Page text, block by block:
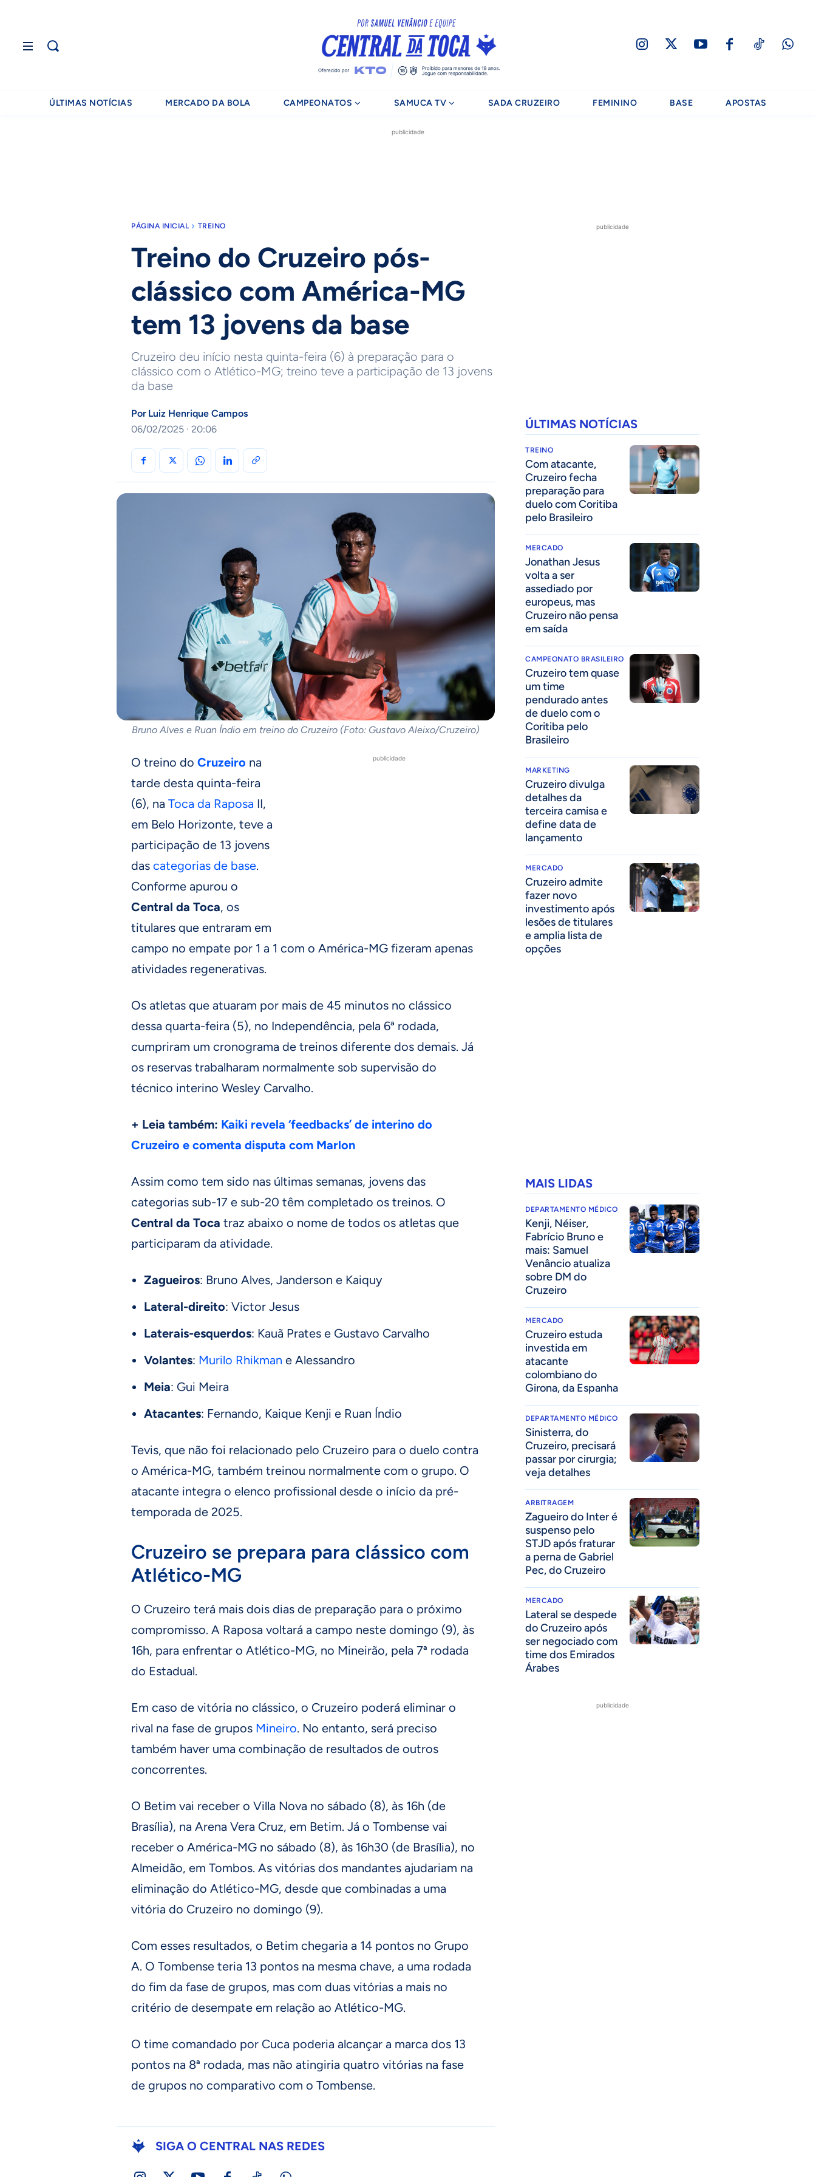
ÚLTIMAS NOTÍCIAS MERCADO DA BOLA CAMPEONATOS SAMUCA TV SADA CRUZEIRO FEMININO BASE APOSTAS
publicidade
PÁGINA INICIAL TREINO
Treino do Cruzeiro pós-
clássico com América-MG
tem 13 jovens da base
Cruzeiro deu início nesta quinta-feira (6) à preparação para o
clássico com o Atlético-MG; treino teve a participação de 13 jovens
da base
Por Luiz Henrique Campos
06/02/2025 · 20:06
Bruno Alves e Ruan Índio em treino do Cruzeiro (Foto: Gustavo Aleixo/Cruzeiro)
publicidade
O treino do Cruzeiro na
tarde desta quinta-feira
(6), na Toca da Raposa II,
em Belo Horizonte, teve a
participação de 13 jovens
das categorias de base.
Conforme apurou o
Central da Toca, os
titulares que entraram em
campo no empate por 1 a 1 com o América-MG fizeram apenas
atividades regenerativas.
Os atletas que atuaram por mais de 45 minutos no clássico
dessa quarta-feira (5), no Independência, pela 6ª rodada,
cumpriram um cronograma de treinos diferente dos demais. Já
os reservas trabalharam normalmente sob supervisão do
técnico interino Wesley Carvalho.
+ Leia também: Kaiki revela ‘feedbacks’ de interino do
Cruzeiro e comenta disputa com Marlon
Assim como tem sido nas últimas semanas, jovens das
categorias sub-17 e sub-20 têm completado os treinos. O
Central da Toca traz abaixo o nome de todos os atletas que
participaram da atividade.
Zagueiros: Bruno Alves, Janderson e Kaiquy
Lateral-direito: Victor Jesus
Laterais-esquerdos: Kauã Prates e Gustavo Carvalho
Volantes: Murilo Rhikman e Alessandro
Meia: Gui Meira
Atacantes: Fernando, Kaique Kenji e Ruan Índio
Tevis, que não foi relacionado pelo Cruzeiro para o duelo contra
o América-MG, também treinou normalmente com o grupo. O
atacante integra o elenco profissional desde o início da pré-
temporada de 2025.
Cruzeiro se prepara para clássico com
Atlético-MG
O Cruzeiro terá mais dois dias de preparação para o próximo
compromisso. A Raposa voltará a campo neste domingo (9), às
16h, para enfrentar o Atlético-MG, no Mineirão, pela 7ª rodada
do Estadual.
Em caso de vitória no clássico, o Cruzeiro poderá eliminar o
rival na fase de grupos Mineiro. No entanto, será preciso
também haver uma combinação de resultados de outros
concorrentes.
O Betim vai receber o Villa Nova no sábado (8), às 16h (de
Brasília), na Arena Vera Cruz, em Betim. Já o Tombense vai
receber o América-MG no sábado (8), às 16h30 (de Brasília), no
Almeidão, em Tombos. As vitórias dos mandantes ajudariam na
eliminação do Atlético-MG, desde que combinadas a uma
vitória do Cruzeiro no domingo (9).
Com esses resultados, o Betim chegaria a 14 pontos no Grupo
A. O Tombense teria 13 pontos na mesma chave, a uma rodada
do fim da fase de grupos, mas com duas vitórias a mais no
critério de desempate em relação ao Atlético-MG.
O time comandado por Cuca poderia alcançar a marca dos 13
pontos na 8ª rodada, mas não atingiria quatro vitórias na fase
de grupos no comparativo com o Tombense.
SIGA O CENTRAL NAS REDES
publicidade
ÚLTIMAS NOTÍCIAS
TREINO
Com atacante,
Cruzeiro fecha
preparação para
duelo com Coritiba
pelo Brasileiro
MERCADO
Jonathan Jesus
volta a ser
assediado por
europeus, mas
Cruzeiro não pensa
em saída
CAMPEONATO BRASILEIRO
Cruzeiro tem quase
um time
pendurado antes
de duelo com o
Coritiba pelo
Brasileiro
MARKETING
Cruzeiro divulga
detalhes da
terceira camisa e
define data de
lançamento
MERCADO
Cruzeiro admite
fazer novo
investimento após
lesões de titulares
e amplia lista de
opções
MAIS LIDAS
DEPARTAMENTO MÉDICO
Kenji, Néiser,
Fabrício Bruno e
mais: Samuel
Venâncio atualiza
sobre DM do
Cruzeiro
MERCADO
Cruzeiro estuda
investida em
atacante
colombiano do
Girona, da Espanha
DEPARTAMENTO MÉDICO
Sinisterra, do
Cruzeiro, precisará
passar por cirurgia;
veja detalhes
ARBITRAGEM
Zagueiro do Inter é
suspenso pelo
STJD após fraturar
a perna de Gabriel
Pec, do Cruzeiro
MERCADO
Lateral se despede
do Cruzeiro após
ser negociado com
time dos Emirados
Árabes
publicidade